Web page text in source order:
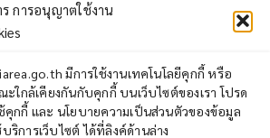
การอนุญาตใช้งาน
มีการใช้งานเทคโนโลยีคุกกี้ หรือ
ใกล้เคียงกันกับคุกกี้ บนเว็บไซต์ของเรา โปรด
คุกกี้ และ นโยบายความเป็นส่วนตัวของข้อมูล
ริการเว็บไซต์ ได้ที่ลิงค์ด้านล่าง